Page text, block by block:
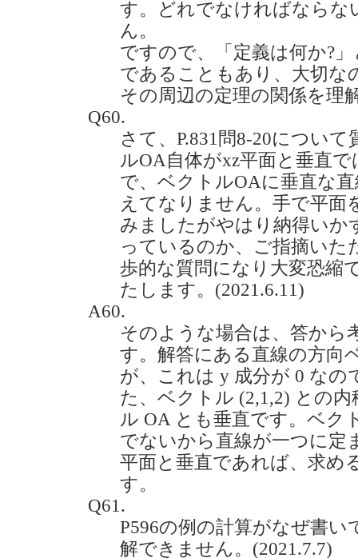
す。どれでなければなら
ん。
ですので、「定義は何か?
であることもあり、大切な
その周辺の定理の関係を理
Q60.
さて、P.831問8-20につい
ルOA自体がxz平面と垂直
で、ベクトルOAに垂直な
えてなりません。手で平
みましたがやはり納得い
っているのか、ご指摘いた
歩的な質問になり大変恐縮
たします。(2021.6.11)
A60.
そのような場合は、答から
す。解答にある直線の方向
が、これは y 成分が 0 なの
た、ベクトル (2,1,2) との
ル OA とも垂直です。ベク
でないから直線が一つに定
平面と垂直であれば、求め
す。
Q61.
P596の例の計算がなぜ書
解できません。(2021.7.7)